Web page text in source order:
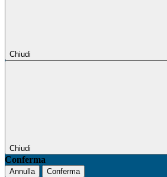
Chiudi
Chiudi
Conferma
Annulla
Conferma